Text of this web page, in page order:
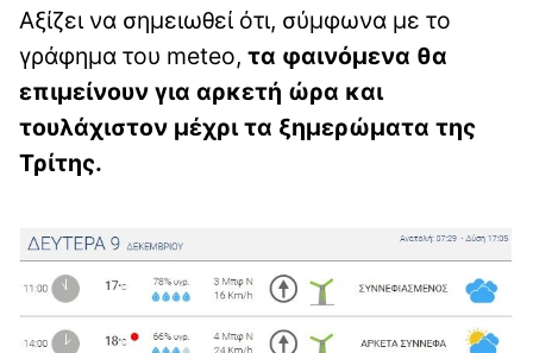
Αξίζει να σημειωθεί ότι, σύμφωνα με το
γράφημα του meteo, τα φαινόμενα θα
επιμείνουν για αρκετή ώρα και
τουλάχιστον μέχρι τα ξημερώματα της
Τρίτης.